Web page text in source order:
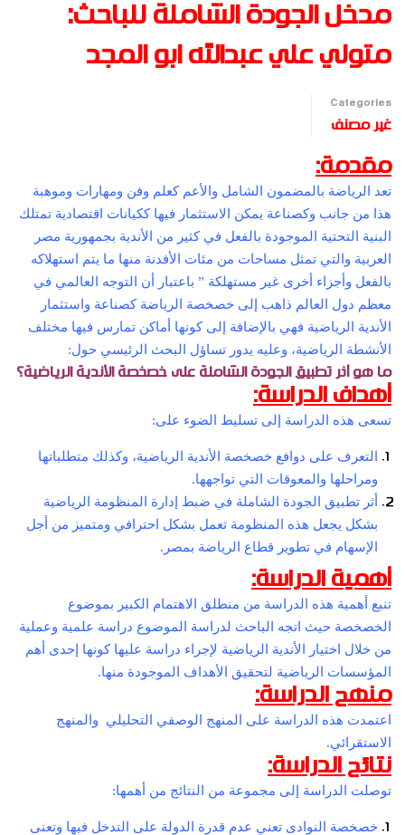
مدخل الجودة الشاملة للباحث:
متولي علي عبدالله ابو المجد
Categories
غير مصنف
مقدمة:
تعد الرياضة بالمضمون الشامل والأعم كعلم وفن ومهارات وموهبة
هذا من جانب وكصناعة يمكن الاستثمار فيها ككيانات اقتصادية تمتلك
البنية التحتية الموجودة بالفعل في كثير من الأندية بجمهورية مصر
العربية والتي تمثل مساحات من مئات الأفدنة منها ما يتم استهلاكه
بالفعل وأجزاء أخرى غير مستهلكة ” باعتبار أن التوجه العالمي في
معظم دول العالم ذاهب إلى خصخصة الرياضة كصناعة واستثمار
الأندية الرياضية فهي بالإضافة إلى كونها أماكن تمارس فيها مختلف
الأنشطة الرياضية، وعليه يدور تساؤل البحث الرئيسي حول:
ما هو أثر تطبيق الجودة الشاملة على خصخصة الأندية الرياضية؟
أهداف الدراسة:
تسعى هذه الدراسة إلى تسليط الضوء على:
التعرف على دوافع خصخصة الأندية الرياضية، وكذلك متطلباتها
ومراحلها والمعوقات التي تواجهها.
أثر تطبيق الجودة الشاملة في ضبط إدارة المنظومة الرياضية
بشكل يجعل هذه المنظومة تعمل بشكل احترافي ومتميز من أجل
الإسهام في تطوير قطاع الرياضة بمصر.
أهمية الدراسة:
تنبع أهمية هذه الدراسة من منطلق الاهتمام الكبير بموضوع
الخصخصة حيث اتجه الباحث لدراسة الموضوع دراسة علمية وعملية
من خلال اختيار الأندية الرياضية لإجراء دراسة عليها كونها إحدى أهم
المؤسسات الرياضية لتحقيق الأهداف الموجودة منها.
منهج الدراسة:
اعتمدت هذه الدراسة على المنهج الوصفي التحليلي والمنهج
الاستقرائي.
نتائج الدراسة:
توصلت الدراسة إلى مجموعة من النتائج من أهمها:
خصخصة النوادى تعني عدم قدرة الدولة على التدخل فيها وتعنى